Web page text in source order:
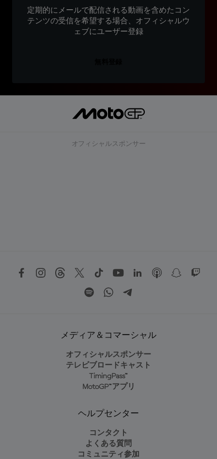
定期的にメールで配信される動画を含めたコン
テンツの受信を希望する場合、オフィシャルウ
ェブにユーザー登録
オフィシャルスポンサー
メディア＆コマーシャル
オフィシャルスポンサー
テレビブロードキャスト
TimingPass™
MotoGP™アプリ
ヘルプセンター
コンタクト
よくある質問
コミュニティ参加